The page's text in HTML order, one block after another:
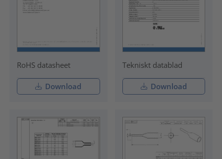
RoHS datasheet
Download
Tekniskt datablad
Download